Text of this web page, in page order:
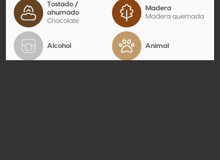
Tostado /
ahumado
Chocolate
Madera
Madera quemada
Alcohol Animal